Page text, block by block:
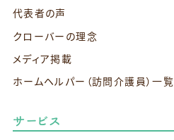
代表者の声
クローバーの理念
メディア掲載
ホームヘルパー（訪問介護員）一覧
サービス